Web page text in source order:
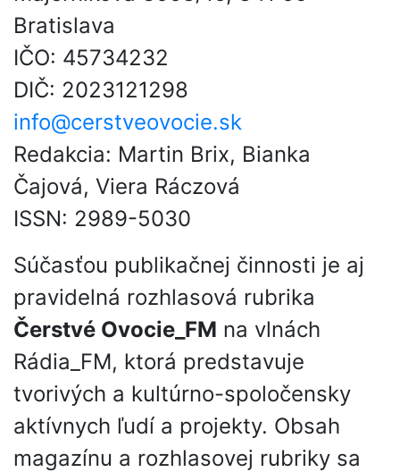
Bratislava
IČO: 45734232
DIČ: 2023121298
info@cerstveovocie.sk
Redakcia: Martin Brix, Bianka
Čajová, Viera Ráczová
ISSN: 2989-5030
Súčasťou publikačnej činnosti je aj
pravidelná rozhlasová rubrika
Čerstvé Ovocie_FM na vlnách
Rádia_FM, ktorá predstavuje
tvorivých a kultúrno-spoločensky
aktívnych ľudí a projekty. Obsah
magazínu a rozhlasovej rubriky sa